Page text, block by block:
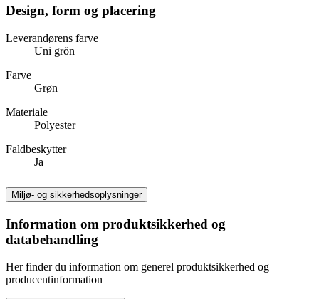
Design, form og placering
Leverandørens farve
Uni grön
Farve
Grøn
Materiale
Polyester
Faldbeskytter
Ja
Miljø- og sikkerhedsoplysninger
Information om produktsikkerhed og
databehandling
Her finder du information om generel produktsikkerhed og
producentinformation